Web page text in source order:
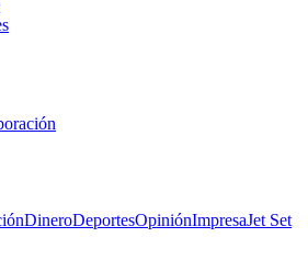
DineroDeportesOpiniónImpresaJet Set